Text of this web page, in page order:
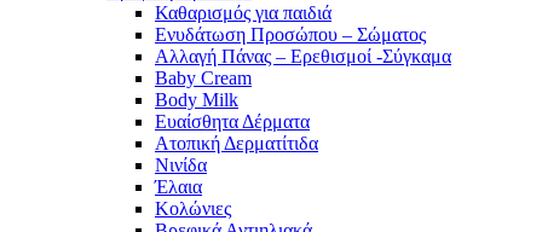
Καθαρισμός για παιδιά
Ενυδάτωση Προσώπου – Σώματος
Αλλαγή Πάνας – Ερεθισμοί -Σύγκαμα
Baby Cream
Body Milk
Ευαίσθητα Δέρματα
Ατοπική Δερματίτιδα
Νινίδα
Έλαια
Κολώνιες